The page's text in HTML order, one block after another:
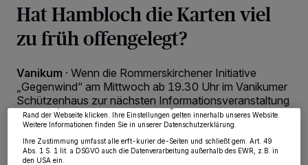
Hat Hambloch die Karten viel
zu früh offengelegt?
Vanikum · Wenn die Rommerskirchener Initiative
„Gegenwind“ am Mittwoch ab 19.30 Uhr im Vanikumer
Schützenhaus zur nächsten Informationsveranstaltung
in Sachen Windkraft einlädt, dann werden die „Partei-
Granden“ Landrat Hans-Jürgen Petrauschke (CDU)
und Rainer Thiel (SPD) dabei sein. Eventuell ist auch
Kreisdirektor Dirk Brügge vor Ort.
Wir und unsere218-Partner speichern und greifen auf personenbezogene Daten
wie Browserdaten oder eindeutige Kennungen auf Ihrem Gerät zu. Durch Auswahl
Partner verarbeiten Daten, um Ihnen Dienste bereitzustellen“ aufgeführten
Zwecke. Wenn Tracker deaktiviert sind, sind manche Inhalte und Anzeigen
möglicherweise nicht mehr so relevant für Sie. Sie können dieses Menü jederzeit
wieder aufrufen, um Ihre Einstellungen zu ändern oder Ihre Einwilligung zu
widerrufen, indem Sie auf den Link Einstellungen oder Ablehnen am unteren
Rand der Webseite klicken. Ihre Einstellungen gelten innerhalb unseres Website.
Weitere Informationen finden Sie in unserer Datenschutzerklärung.
Ihre Zustimmung umfasst alle erft-kurier.de-Seiten und schließt gem. Art. 49
Abs. 1 S. 1 lit. a DSGVO auch die Datenverarbeitung außerhalb des EWR, z.B. in
den USA ein.